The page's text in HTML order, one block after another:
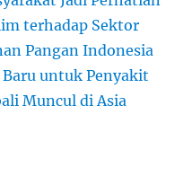
terhadap Sektor
Pangan Indonesia
untuk Penyakit
Muncul di Asia